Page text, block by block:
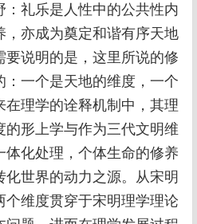
礼乐是人性中的公共性内
，亦成为奠定和谐有序天地
说明的是，这里所说的修
：一个是天地的维度，一个
在理学的诠释机制中，其理
形上学与作为三代文明维
体化处理，个体生命的修养
世界的动力之源。从宋明
维度贯穿于宋明理学理论